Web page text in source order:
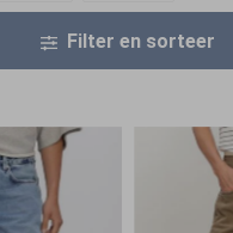
Filter en sorteer